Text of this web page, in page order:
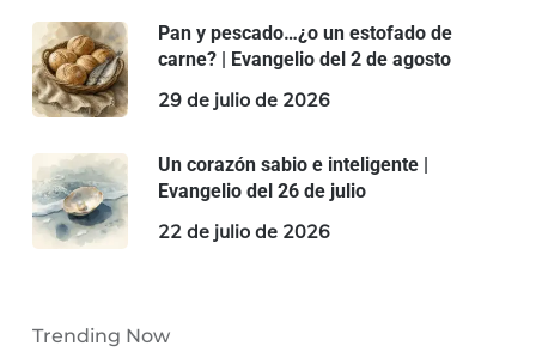
Pan y pescado…¿o un estofado de
carne? | Evangelio del 2 de agosto
29 de julio de 2026
Un corazón sabio e inteligente |
Evangelio del 26 de julio
22 de julio de 2026
Trending Now